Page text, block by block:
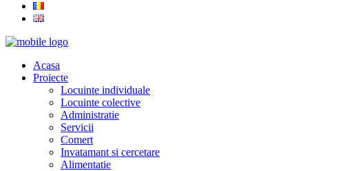
Acasa
Proiecte
Locuinte individuale
Locuinte colective
Administratie
Servicii
Comert
Invatamant si cercetare
Alimentatie